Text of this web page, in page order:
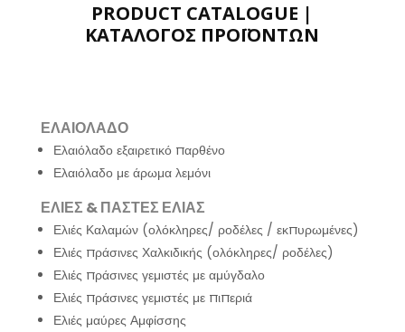
PRODUCT CATALOGUE |
ΚΑΤΑΛΟΓΟΣ ΠΡΟΪΟΝΤΩΝ
ΕΛΑΙΟΛΑΔΟ
Ελαιόλαδο εξαιρετικό παρθένο
Ελαιόλαδο με άρωμα λεμόνι
ΕΛΙΕΣ & ΠΑΣΤΕΣ ΕΛΙΑΣ
Ελιές Καλαμών (ολόκληρες/ ροδέλες / εκπυρωμένες)
Ελιές πράσινες Χαλκιδικής (ολόκληρες/ ροδέλες)
Ελιές πράσινες γεμιστές με αμύγδαλο
Ελιές πράσινες γεμιστές με πιπεριά
Ελιές μαύρες Αμφίσσης